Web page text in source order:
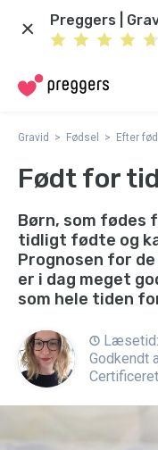
Preggers |
Gravid Fødsel Efter
Født for
Børn, som fødes
tidligt fødte og
Prognosen for
er i dag meget
som hele tiden
Godkendt